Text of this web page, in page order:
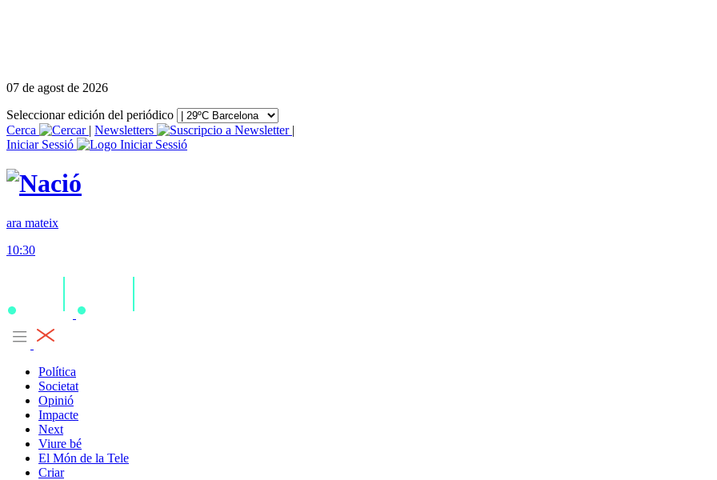
07 de agost de 2026
Seleccionar edición del periódico
Cerca
| Newsletters
|
Iniciar Sessió
ara mateix
10:30
Política
Societat
Opinió
Impacte
Next
Viure bé
El Món de la Tele
Criar